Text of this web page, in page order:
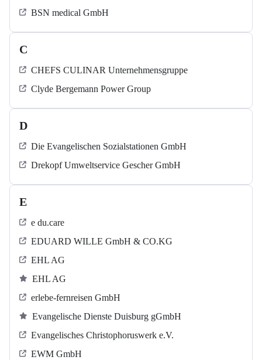
BSN medical GmbH
C
CHEFS CULINAR Unternehmensgruppe
Clyde Bergemann Power Group
D
Die Evangelischen Sozialstationen GmbH
Drekopf Umweltservice Gescher GmbH
E
e du.care
EDUARD WILLE GmbH & CO.KG
EHL AG
EHL AG
erlebe-fernreisen GmbH
Evangelische Dienste Duisburg gGmbH
Evangelisches Christophoruswerk e.V.
EWM GmbH